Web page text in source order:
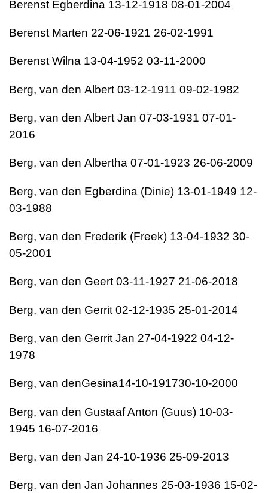
Berenst Egberdina 13-12-1918 08-01-2004
Berenst Marten 22-06-1921 26-02-1991
BerenstWilna 13-04-1952 03-11-2000
Berg, van den Albert 03-12-1911 09-02-1982
Berg, van den Albert Jan 07-03-1931 07-01-
2016
Berg, van den Albertha 07-01-1923 26-06-2009
Berg, van den Egberdina (Dinie) 13-01-1949 12-
03-1988
Berg, van den Frederik (Freek) 13-04-1932 30-
05-2001
Berg, van den Geert03-11-1927 21-06-2018
Berg, van den Gerrit 02-12-1935 25-01-2014
Berg, van den Gerrit Jan 27-04-1922 04-12-
1978
Berg, van denGesina14-10-191730-10-2000
Berg, van den Gustaaf Anton (Guus) 10-03-
1945 16-07-2016
Berg, van den Jan 24-10-1936 25-09-2013
Berg, van den Jan Johannes 25-03-1936 15-02-